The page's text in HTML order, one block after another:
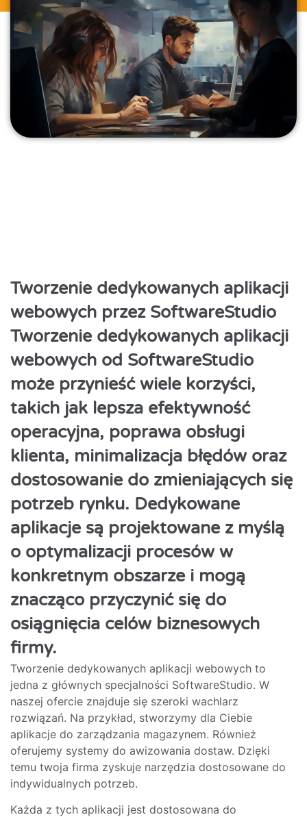
Tworzenie dedykowanych aplikacji
webowych przez SoftwareStudio
Tworzenie dedykowanych aplikacji
webowych od SoftwareStudio
może przynieść wiele korzyści,
takich jak lepsza efektywność
operacyjna, poprawa obsługi
klienta, minimalizacja błędów oraz
dostosowanie do zmieniających się
potrzeb rynku. Dedykowane
aplikacje są projektowane z myślą
o optymalizacji procesów w
konkretnym obszarze i mogą
znacząco przyczynić się do
osiągnięcia celów biznesowych
firmy.
Tworzenie dedykowanych aplikacji webowych to
jedna z głównych specjalności SoftwareStudio. W
naszej ofercie znajduje się szeroki wachlarz
rozwiązań. Na przykład, stworzymy dla Ciebie
aplikacje do zarządzania magazynem. Również
oferujemy systemy do awizowania dostaw. Dzięki
temu twoja firma zyskuje narzędzia dostosowane do
indywidualnych potrzeb.
Każda z tych aplikacji jest dostosowana do